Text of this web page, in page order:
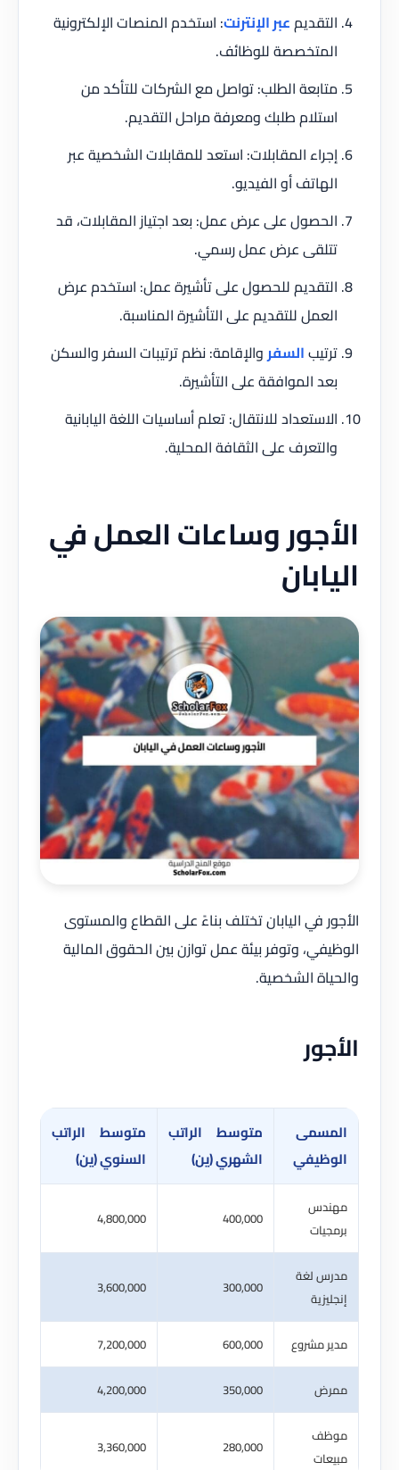
التقديمعبر الإنترنت: استخدم المنصات الإلكترونية
المتخصصة للوظائف.
متابعة الطلب: تواصل مع الشركات للتأكد من
استلام طلبك ومعرفة مراحل التقديم.
إجراء المقابلات: استعد للمقابلات الشخصية عبر
الهاتف أو الفيديو.
الحصول على عرض عمل: بعد اجتياز المقابلات، قد
تتلقى عرض عمل رسمي.
التقديم للحصول على تأشيرة عمل: استخدم عرض
العمل للتقديم على التأشيرة المناسبة.
ترتيبالسفروالإقامة: نظم ترتيبات السفر والسكن
بعد الموافقة على التأشيرة.
الاستعداد للانتقال: تعلم أساسيات اللغة اليابانية
والتعرف على الثقافة المحلية.
الأجور وساعات العمل في
اليابان
الأجور في اليابان تختلف بناءً على القطاع والمستوى
الوظيفي، وتوفر بيئة عمل توازن بين الحقوق المالية
والحياة الشخصية.
الأجور
المسمى
الوظيفي
متوسط الراتب
الشهري (ين)
متوسط الراتب
السنوي (ين)
مهندس
برمجيات
400,000
4,800,000
مدرس لغة
إنجليزية
300,000
3,600,000
مدير مشروع 600,000
7,200,000
ممرض 350,000
4,200,000
موظف
مبيعات
280,000
3,360,000